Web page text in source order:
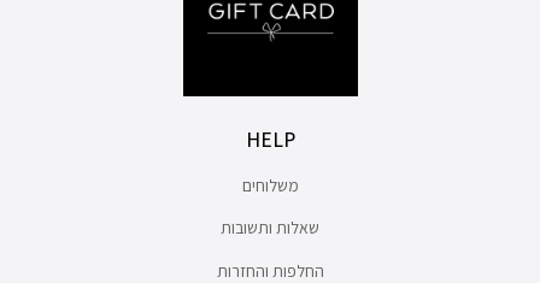
HELP
משלוחים
שאלות ותשובות
החלפות והחזרות